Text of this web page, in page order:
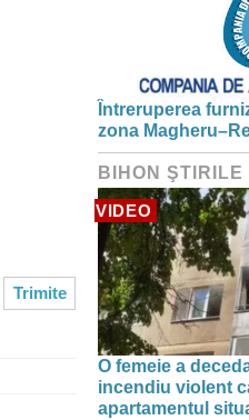
Întreruperea
zona
BIHON
VIDEO
O femeie a
incendiu violent
apartamentul